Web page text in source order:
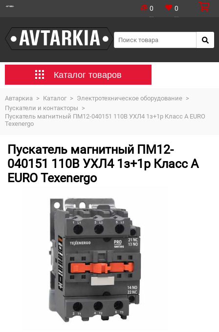
0 0
Каталог товаров
Автаркиа > Каталог > Электротехническое оборудование >
Пускатели и контакторы >
Пускатель магнитный ПМ12-040151 110В УХЛ4 1з+1р Класс А EURO
Texenergo
Пускатель магнитный ПМ12-
040151 110В УХЛ4 1з+1р Класс А
EURO Texenergo